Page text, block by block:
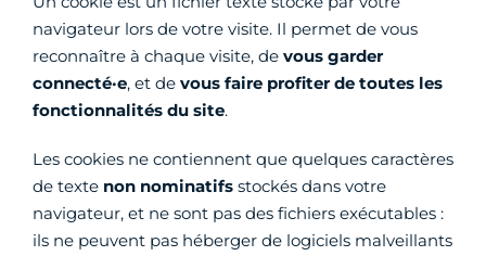
navigateur lors de votre visite. Il permet de vous
reconnaître à chaque visite, de vous garder
connecté·e, et de vous faire profiter de toutes les
fonctionnalités du site.
Les cookies ne contiennent que quelques caractères
de texte non nominatifs stockés dans votre
navigateur, et ne sont pas des fichiers exécutables :
ils ne peuvent pas héberger de logiciels malveillants